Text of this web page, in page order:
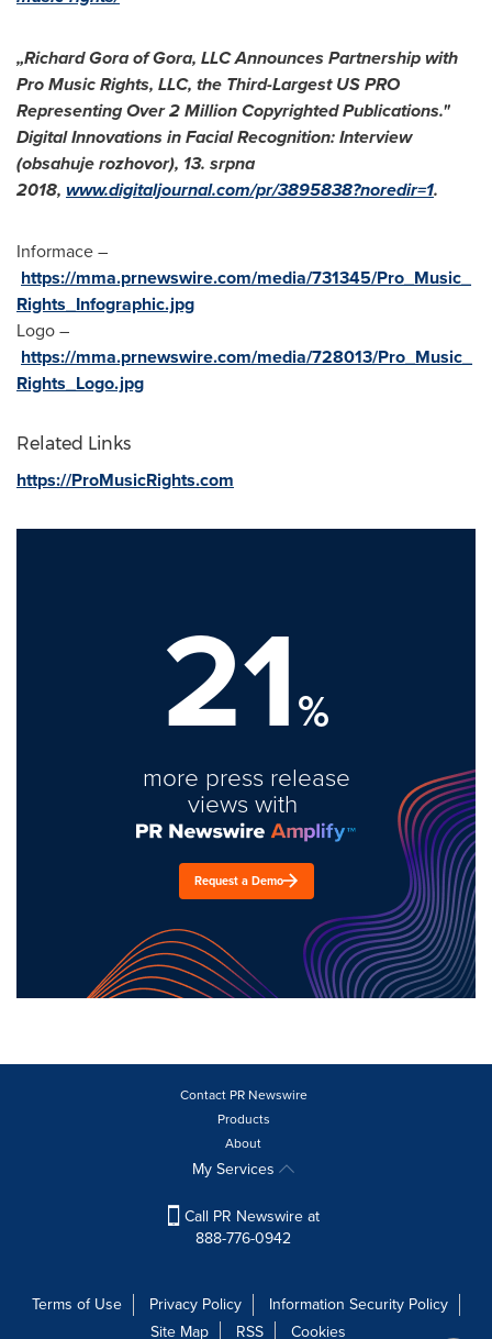
„Richard Gora of Gora, LLC Announces Partnership with
Pro Music Rights, LLC, the Third-Largest US PRO
Representing Over 2 Million Copyrighted Publications."
Digital Innovations in Facial Recognition: Interview
(obsahuje rozhovor), 13. srpna
2018, www.digitaljournal.com/pr/3895838?noredir=1.
Informace –
https://mma.prnewswire.com/media/731345/Pro_Music_
Rights_Infographic.jpg
Logo –
https://mma.prnewswire.com/media/728013/Pro_Music_
Rights_Logo.jpg
Related Links
https://ProMusicRights.com
21%
more press release
views with
Request a Demo
Contact PR Newswire
Products
About
My Services
Call PR Newswire at
888-776-0942
Terms of Use Privacy Policy
Information Security Policy
Site Map
RSS Cookies